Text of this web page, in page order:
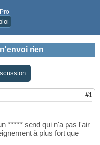
rien
#1
***** send qui n'a pas l'air
à plus fort que